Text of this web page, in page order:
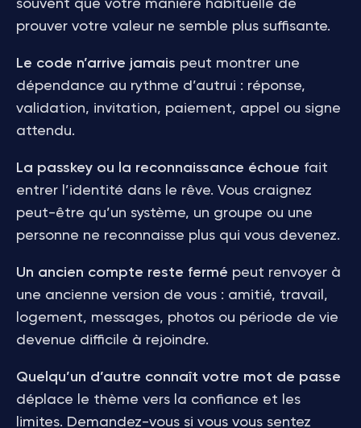
souvent que votre manière habituelle de
prouver votre valeur ne semble plus suffisante.
Le code n’arrive jamais peut montrer une
dépendance au rythme d’autrui : réponse,
validation, invitation, paiement, appel ou signe
attendu.
La passkey ou la reconnaissance échoue fait
entrer l’identité dans le rêve. Vous craignez
peut-être qu’un système, un groupe ou une
personne ne reconnaisse plus qui vous devenez.
Un ancien compte reste fermé peut renvoyer à
une ancienne version de vous : amitié, travail,
logement, messages, photos ou période de vie
devenue difficile à rejoindre.
Quelqu’un d’autre connaît votre mot de passe
déplace le thème vers la confiance et les
limites. Demandez-vous si vous vous sentez